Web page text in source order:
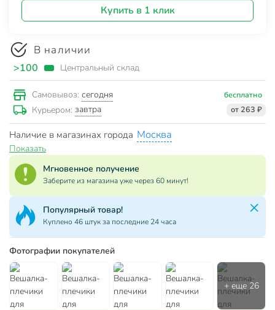
Купить в 1 клик
В наличии
>100 Центральный склад
Самовывоз: сегодня бесплатно
Курьером: завтра от 263 ₽
Наличие в магазинах города Москва
Показать
Мгновенное получение
Заберите из магазина уже через 60 минут!
Популярный товар!
Куплено 46 штук за последние 24 часа
Фотографии покупателей